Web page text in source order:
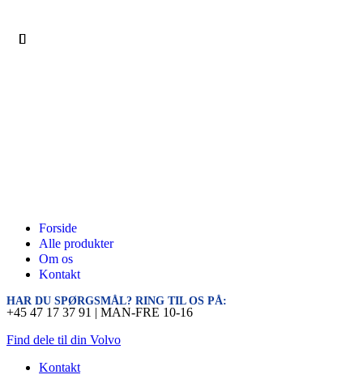
Forside
Alle produkter
Om os
Kontakt
HAR DU SPØRGSMÅL? RING TIL OS PÅ:
+45 47 17 37 91 | MAN-FRE 10-16
Find dele til din Volvo
Kontakt